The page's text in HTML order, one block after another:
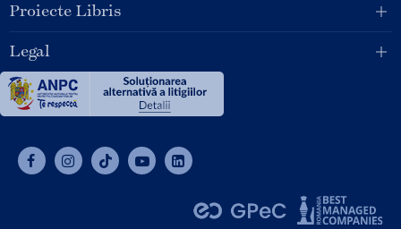
Proiecte Libris
Legal